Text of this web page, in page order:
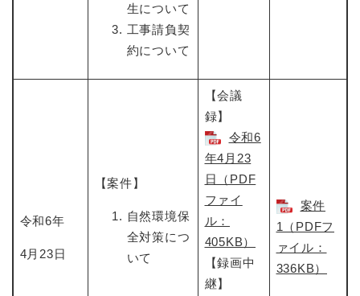
生について
工事請負契
約について
令和6年
4月23日
【案件】
自然環境保
全対策につ
いて
【会議
録】
令和6
年4月23
日（PDF
ファイ
ル：
405KB）
【録画中
継】
案件
1（PDFフ
ァイル：
336KB）